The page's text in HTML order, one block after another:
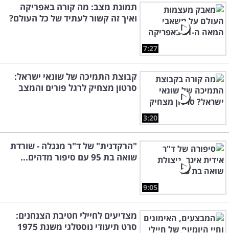
7:27
תמונת מצב: מה קורה באפריקה
ואיך זה קשור לעתיד של כל העולם?
3:20
קבוצת התמיכה של שונאי ישראל:
סרטון מצחיק לרגל פורים והמצב
9:05
"הרקדנית" של ד"ר מנגלה - שורדת
שואה בת 95 עם סיפור מדהים...
מצדיעים לחיילי חטיבת הצנחנים:
סרט תיעודי נוסטלגי משנת 1975